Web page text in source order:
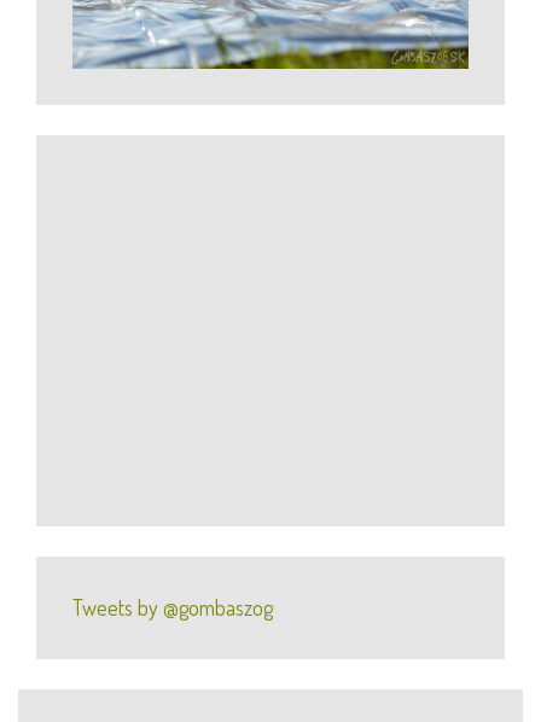
Tweets by @gombaszog